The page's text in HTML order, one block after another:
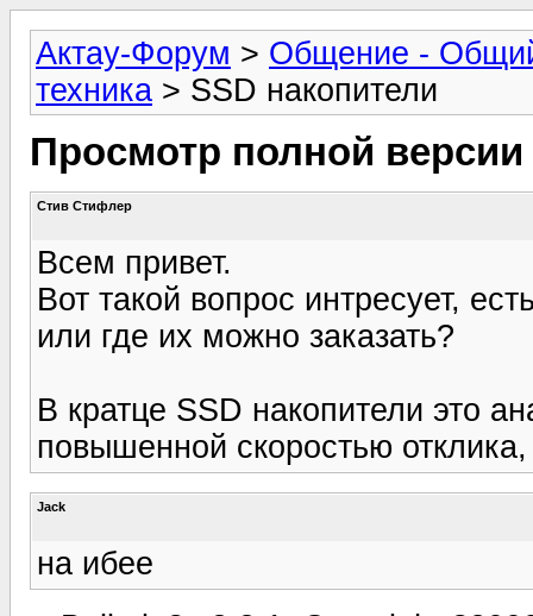
Актау-Форум > Общение -
техника > SSD накопители
Просмотр полной
Стив Стифлер
Всем привет.
Вот такой вопрос интресует,
или где их можно заказать?
В кратце SSD накопители это
повышенной скоростью
Jack
на ибее